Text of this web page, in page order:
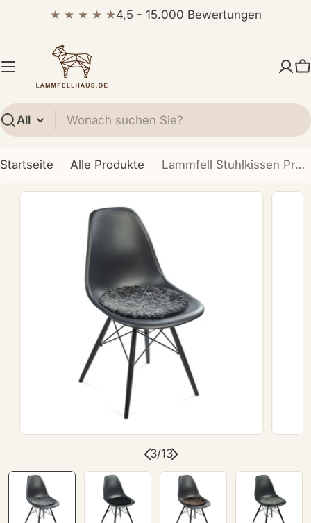
★ ★ ★ ★ ★4,5 - 15.000 Bewertungen
Suchen
Startseite Alle Produkte Lammfell Stuhlkissen Premium | Kurzhaar | Neuseeland | D38 cm
Öffnen Sie das Medium 2 im Modalformat
3/13